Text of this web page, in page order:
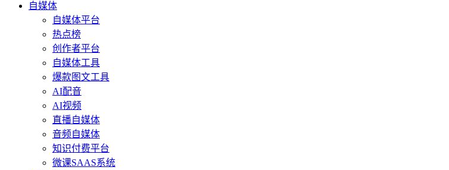
自媒体
自媒体平台
热点榜
创作者平台
自媒体工具
爆款图文工具
AI配音
AI视频
直播自媒体
音频自媒体
知识付费平台
微课SAAS系统